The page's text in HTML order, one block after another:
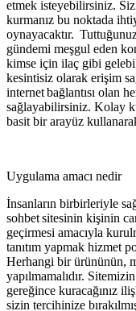
etmek isteyebilirsiniz.
kurmanız bu noktada
oynayacaktır.
gündemi meşgul eden
kimse için ilaç gibi
kesintisiz olarak erişim
internet bağlantısı olan
sağlayabilirsiniz. Kolay
basit bir arayüz
Uygulama amacı nedir
İnsanların birbirleriyle
sohbet sitesinin kişinin
geçirmesi amacıyla
tanıtım yapmak hizmet
Herhangi bir ürününün,
yapılmamalıdır.
gereğince kuracağınız
sizin tercihinize